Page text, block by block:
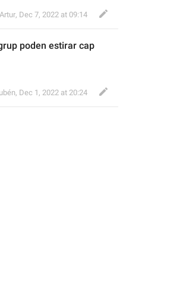
Artur, Dec 7, 2022 at 09:14
poden estirar cap
, Dec 1, 2022 at 20:24